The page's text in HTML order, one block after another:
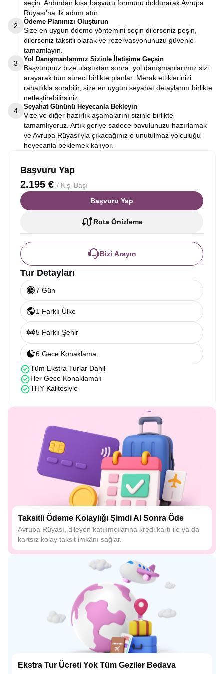
seçin. Ardından kısa başvuru formunu doldurarak Avrupa
Rüyası'na ilk adımı atın.
2
Ödeme Planınızı Oluşturun
Size en uygun ödeme yöntemini seçin dilerseniz peşin,
dilerseniz taksitli olarak ve rezervasyonunuzu güvenle
tamamlayın.
3
Yol Danışmanlarımız Sizinle İletişime Geçsin
Başvurunuz bize ulaştıktan sonra, yol danışmanlarımız sizi
arayarak tüm süreci birlikte planlar. Merak ettiklerinizi
rahatlıkla sorabilir, size en uygun seyahat detaylarını birlikte
netleştirebilirsiniz.
4
Seyahat Gününü Heyecanla Bekleyin
Vize ve diğer hazırlık aşamalarını sizinle birlikte
tamamlıyoruz. Artık geriye sadece bavulunuzu hazırlamak
ve Avrupa Rüyası'yla çıkacağınız o unutulmaz yolculuğu
heyecanla beklemek kalıyor.
Başvuru Yap
2.195 € / Kişi Başı
Başvuru Yap
Rota Önizleme
Bizi Arayın
Tur Detayları
7 Gün
1 Farklı Ülke
5 Farklı Şehir
6 Gece Konaklama
Tüm Ekstra Turlar Dahil
Her Gece Konaklamalı
THY Kalitesiyle
Taksitli Ödeme Kolaylığı Şimdi Al Sonra Öde
Avrupa Rüyası, dileyen katılımcılarına kredi kartı ile ya da
kartsız kolay taksit imkânı sağlar.
Ekstra Tur Ücreti Yok Tüm Geziler Bedava